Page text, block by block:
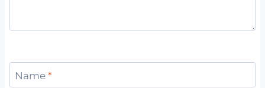
Name *